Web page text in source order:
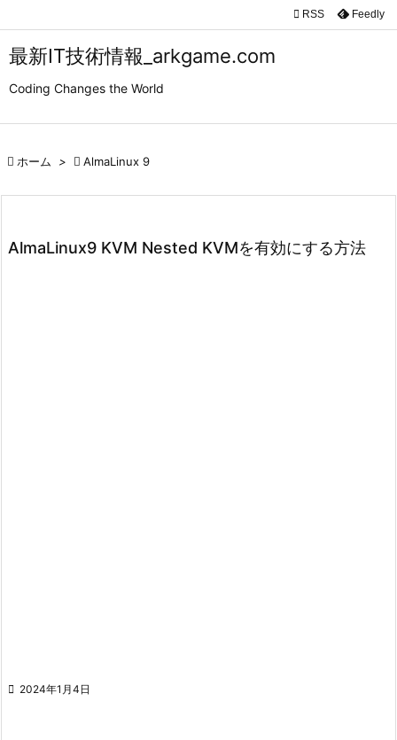
最新IT技術情報_arkgame.com
Coding Changes the World


 RSS Feedly
 ホーム >  AlmaLinux 9
AlmaLinux9 KVM Nested KVMを有効にする方法
 2024年1月4日